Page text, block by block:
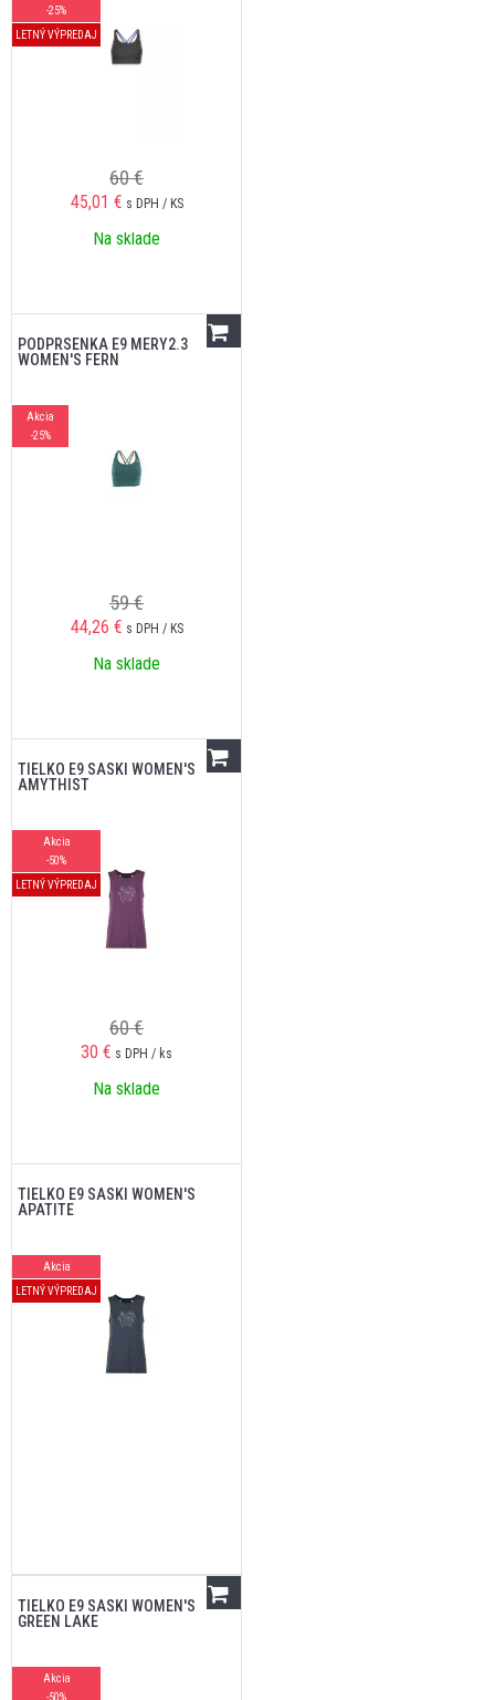
-25%
LETNÝ VÝPREDAJ
60 €
45,01 € s DPH / KS
Na sklade
PODPRSENKA E9 MERY2.3
WOMEN'S FERN
Akcia
-25%
59 €
44,26 € s DPH / KS
Na sklade
TIELKO E9 SASKI WOMEN'S
AMYTHIST
Akcia
-50%
LETNÝ VÝPREDAJ
60 €
30 € s DPH / ks
Na sklade
TIELKO E9 SASKI WOMEN'S
APATITE
Akcia
LETNÝ VÝPREDAJ
TIELKO E9 SASKI WOMEN'S
GREEN LAKE
Akcia
-50%